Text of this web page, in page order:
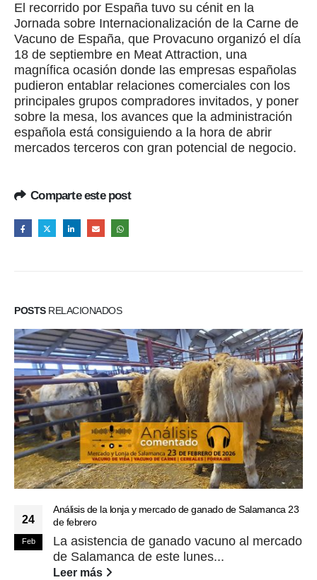
El recorrido por España tuvo su cénit en la
Jornada sobre Internacionalización de la Carne de
Vacuno de España, que Provacuno organizó el día
18 de septiembre en Meat Attraction, una
magnífica ocasión donde las empresas españolas
pudieron entablar relaciones comerciales con los
principales grupos compradores invitados, y poner
sobre la mesa, los avances que la administración
española está consiguiendo a la hora de abrir
mercados terceros con gran potencial de negocio.
Comparte este post
POSTSRELACIONADOS
24
Feb
Análisis de la lonja y mercado de ganado de Salamanca 23
de febrero
La asistencia de ganado vacuno al mercado
de Salamanca de este lunes...
Leer más